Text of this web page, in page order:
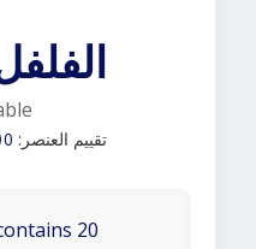
تقييم العنصر:
20